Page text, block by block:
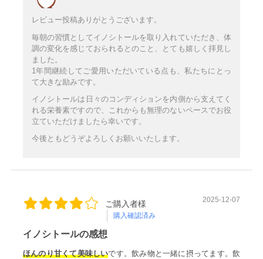
レビュー投稿ありがとうございます。
毎朝の習慣としてイノシトールを取り入れていただき、体
調の変化を感じておられるとのこと、とても嬉しく拝見し
ました。
1年間継続してご愛用いただいている点も、私たちにとっ
て大きな励みです。
イノシトールは日々のコンディションを内側から支えてく
れる栄養素ですので、これからも無理のないペースでお役
立ていただけましたら幸いです。
今後ともどうぞよろしくお願いいたします。
ご購入者様
購入確認済み
2025-12-07
イノシトールの感想
ほんのり甘くて美味しいです。飲み物と一緒に摂ってます。飲